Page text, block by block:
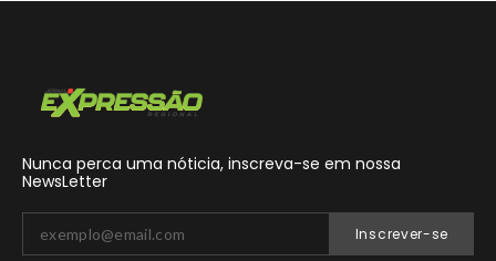
Nunca perca uma nóticia, inscreva-se em nossa
NewsLetter
Inscrever-se